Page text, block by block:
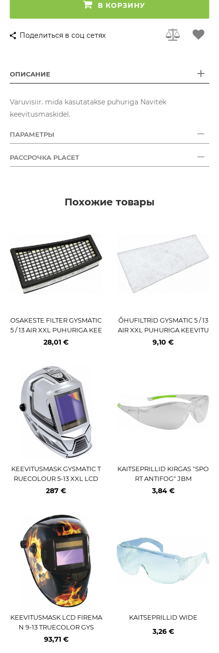
В КОРЗИНУ
Поделиться в соц сетях
ОПИСАНИЕ
Varuvisiir. mida kasutatakse puhuriga Navitek
keevitusmaskidel.
ПАРАМЕТРЫ
РАССРОЧКА PLACET
Похожие товары
OSAKESTE FILTER GYSMATIC
5 / 13 AIR XXL PUHURIGA KEE
VITUSMASKILE
28,01 €
ÕHUFILTRID GYSMATIC 5 / 13
AIR XXL PUHURIGA KEEVITU
SMASKILE 5TK
9,10 €
KEEVITUSMASK GYSMATIC T
RUECOLOUR 5-13 XXL LCD
287 €
KAITSEPRILLID KIRGAS "SPO
RT ANTIFOG" JBM
3,84 €
KEEVITUSMASK LCD FIREMA
N 9-13 TRUECOLOR GYS
93,71 €
KAITSEPRILLID WIDE
3,26 €